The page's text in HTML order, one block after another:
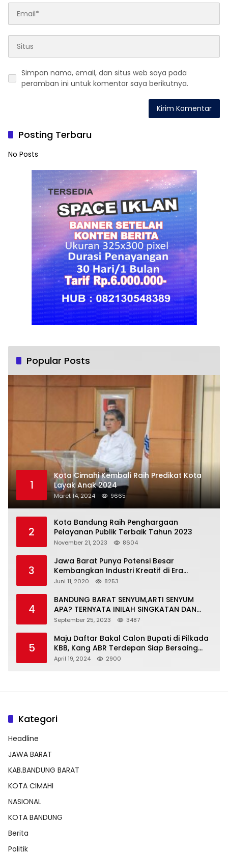
Simpan nama, email, dan situs web saya pada
peramban ini untuk komentar saya berikutnya.
Posting Terbaru
No Posts
Popular Posts
1
Kota Cimahi Kembali Raih Predikat Kota
Layak Anak 2024
Maret 14, 2024 9665
2
Kota Bandung Raih Penghargaan
Pelayanan Publik Terbaik Tahun 2023
November 21, 2023 8604
3
Jawa Barat Punya Potensi Besar
Kembangkan Industri Kreatif di Era
Normal Baru
Juni 11, 2020 8253
4
BANDUNG BARAT SENYUM,ARTI SENYUM
APA? TERNYATA INILAH SINGKATAN DAN
MAKNANYA
September 25, 2023 3487
5
Maju Daftar Bakal Calon Bupati di Pilkada
KBB, Kang ABR Terdepan Siap Bersaing
Dengan Balon Lainnya
April 19, 2024 2900
Kategori
Headline
JAWA BARAT
KAB.BANDUNG BARAT
KOTA CIMAHI
NASIONAL
KOTA BANDUNG
Berita
Politik